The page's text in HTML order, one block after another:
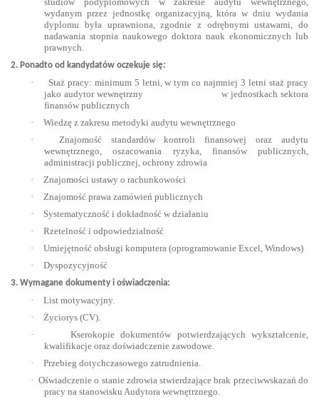
wydanym przez jednostkę organizacyjną, która w dniu wydania
dyplomu była uprawniona, zgodnie z odrębnymi ustawami, do
nadawania stopnia naukowego doktora nauk ekonomicznych lub
prawnych.
2. Ponadto od kandydatów oczekuje się:
·
Staż pracy: minimum 5 letni, w tym co najmniej 3 letni staż pracy
jako audytor wewnętrzny
w jednostkach sektora
finansów publicznych
·
Wiedzę z zakresu metodyki audytu wewnętrznego
·
Znajomość standardów kontroli finansowej oraz audytu
wewnętrznego, oszacowania ryzyka, finansów publicznych,
administracji publicznej, ochrony zdrowia
·
Znajomości ustawy o rachunkowości
·
Znajomość prawa zamówień publicznych
·
Systematyczność i dokładność w działaniu
·
Rzetelność i odpowiedzialność
·
Umiejętność obsługi komputera (oprogramowanie Excel, Windows)
·
Dyspozycyjność
3. Wymagane dokumenty i oświadczenia:
·
List motywacyjny.
·
Życiorys (CV).
·
Kserokopie dokumentów potwierdzających wykształcenie,
kwalifikacje oraz doświadczenie zawodowe.
·
Przebieg dotychczasowego zatrudnienia.
· Oświadczenie o stanie zdrowia stwierdzające brak przeciwwskazań do
pracy na stanowisku Audytora wewnętrznego.